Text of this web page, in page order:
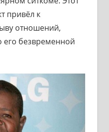
привёл к
отношений,
его безвременной